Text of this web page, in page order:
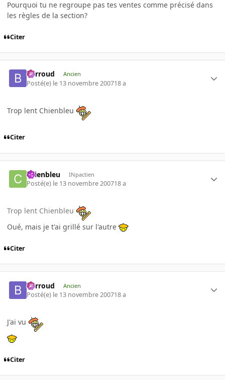
Pourquoi tu ne regroupe pas tes ventes comme précisé dans
les règles de la section?
Citer
Barroud Ancien
Posté(e) le 13 novembre 200718 a
Trop lent Chienbleu
Citer
chienbleu INpactien
Posté(e) le 13 novembre 200718 a
Trop lent Chienbleu
Oué, mais je t'ai grillé sur l'autre
Citer
Barroud Ancien
Posté(e) le 13 novembre 200718 a
J'ai vu
Citer